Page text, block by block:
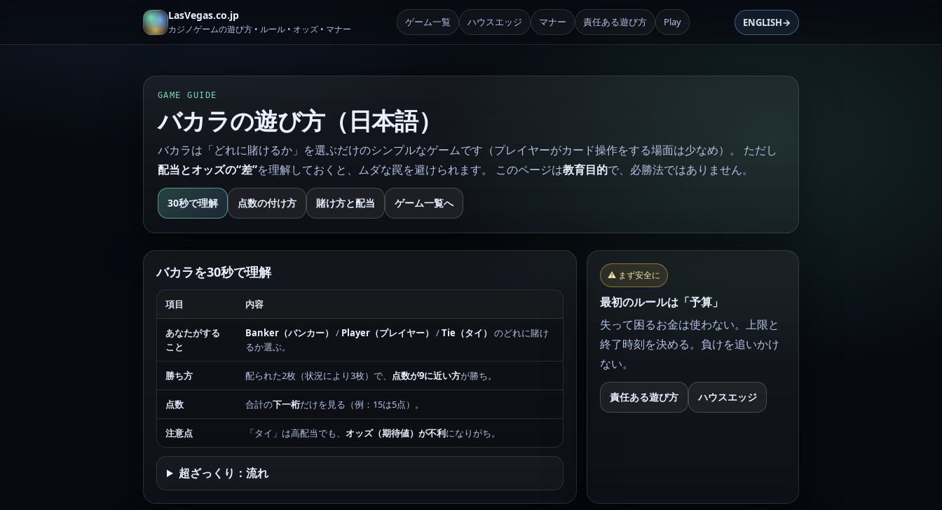
LasVegas.co.jp
カジノゲームの遊び方 • ルール • オッズ • マナー
ゲーム一覧 ハウスエッジ マナー 責任ある遊び方 Play ENGLISH→
GAME GUIDE
バカラの遊び方（日本語）
バカラは「どれに賭けるか」を選ぶだけのシンプルなゲームです（プレイヤーがカード操作をする場面は少なめ）。 ただし
配当とオッズの“差”を理解しておくと、ムダな罠を避けられます。 このページは教育目的で、必勝法ではありません。
30秒で理解 点数の付け方 賭け方と配当 ゲーム一覧へ
バカラを30秒で理解
項目 内容
あなたがする
こと
Banker（バンカー） / Player（プレイヤー） /Tie（タイ）
のどれに賭け
るか選ぶ。
勝ち方 配られた2枚（状況により3枚）で、 点数が9に近い方が勝ち。
点数 合計の下一桁だけを見る（例：15は5点）。
注意点 「タイ」は高配当でも、 オッズ（期待値）が不利になりがち。
超ざっくり：流れ
⚠️ まず安全に
最初のルールは「予算」
失って困るお金は使わない。上限と
終了時刻を決める。負けを追いかけ
ない。
責任ある遊び方 ハウスエッジ